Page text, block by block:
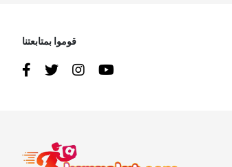
قوموا بمتابعتنا